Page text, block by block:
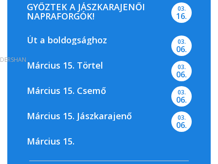
GYŐZTEK A JÁSZKARAJENŐI
NAPRAFORGÓK!
03.
16.
Út a boldogsághoz 03.
06.
Március 15. Törtel 03.
06.
Március 15. Csemő 03.
06.
Március 15. Jászkarajenő 03.
06.
Március 15.
DERSHAN